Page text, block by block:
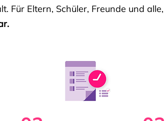
Für Eltern, Schüler, Freunde und